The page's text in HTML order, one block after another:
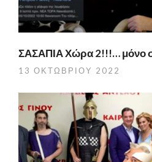
ΣΑΣΑΠΙΑ Χώρα 2!!!… μόνο
13 ΟΚΤΩΒΡΊΟΥ 2022